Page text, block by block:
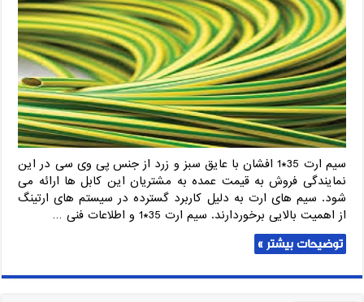
ارت
35*1
افشان
سیم ارت 35*1 افشان با عایق سبز و زرد از جنس پی وی سی در این
نمایندگی فروش به قیمت عمده به مشتریان این کابل ها ارائه می
شود. سیم های ارت به دلیل کاربرد گسترده در سیستم های ارتینگ
از اهمیت بالایی برخوردارند. سیم ارت 35*1 و ‌اطلاعات فنی …
توضیحات بیشتر »